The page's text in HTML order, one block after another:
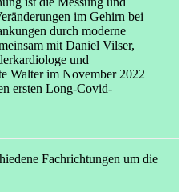
im Gehirn bei
durch moderne
mit Daniel Vilser,
und
Walter im November 2022
ersten Long-Covid-
Fachrichtungen um die